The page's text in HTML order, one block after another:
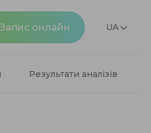
Запис онлайн UA
Результати аналізів